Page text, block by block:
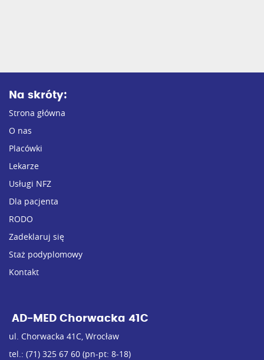
Na skróty:
Strona główna
O nas
Placówki
Lekarze
Usługi NFZ
Dla pacjenta
RODO
Zadeklaruj się
Staż podyplomowy
Kontakt
AD-MED Chorwacka 41C
ul. Chorwacka 41C, Wrocław
tel.: (71) 325 67 60 (pn-pt: 8-18)